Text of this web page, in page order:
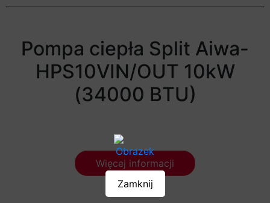
Zamknij
Pompa ciepła Split Aiwa-
HPS10VIN/OUT 10kW
(34000 BTU)
Więcej informacji